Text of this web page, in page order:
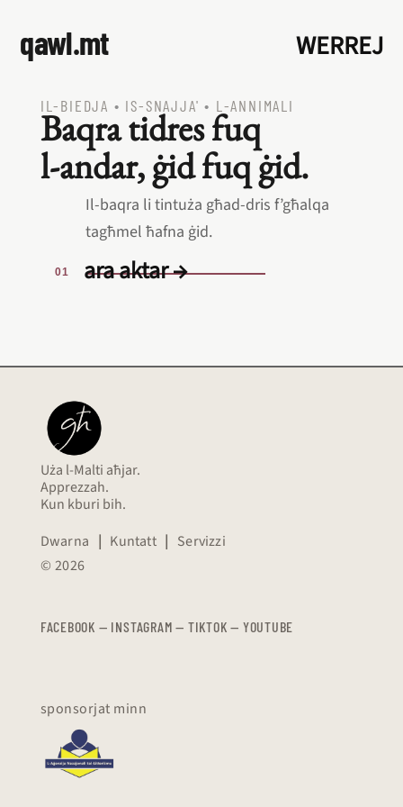
qawl.mt WERREJ
IL‑BIEDJA • IS‑SNAJJA' • L‑ANNIMALI
Baqra tidres fuq
l‑andar, ġid fuq ġid.
Il‑baqra li tintuża għad‑dris f’għalqa
tagħmel ħafna ġid.
ara aktar →
Uża l-Malti aħjar.
Apprezzah.
Kun kburi bih.
Dwarna | Kuntatt | Servizzi
© 2026
FACEBOOK — INSTAGRAM — TIKTOK — YOUTUBE
sponsorjat minn